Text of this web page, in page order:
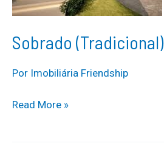
Sobrado (Tradicional)
Por Imobiliária Friendship
Sobrado
Read More »